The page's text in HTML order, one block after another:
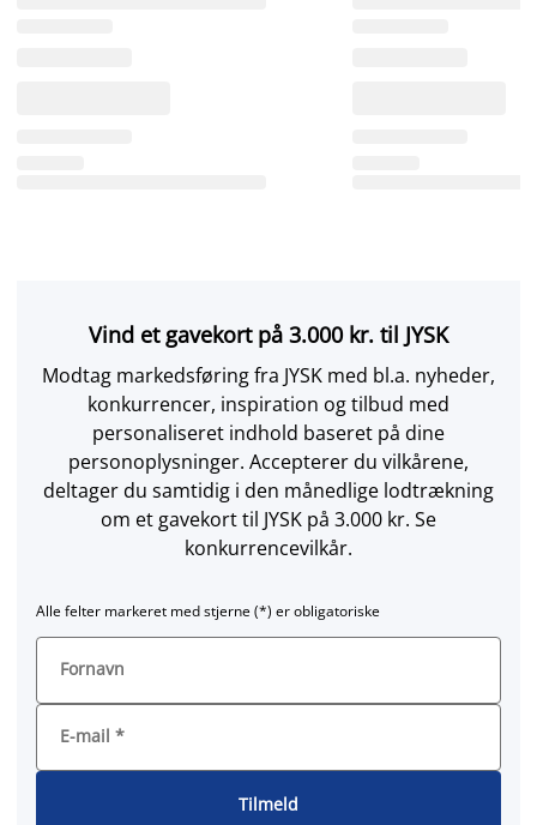
Vind et gavekort på 3.000 kr. til JYSK
Modtag markedsføring fra JYSK med bl.a. nyheder,
konkurrencer, inspiration og tilbud med
personaliseret indhold baseret på dine
personoplysninger. Accepterer du vilkårene,
deltager du samtidig i den månedlige lodtrækning
om et gavekort til JYSK på 3.000 kr. Se
konkurrencevilkår.
Alle felter markeret med stjerne (*) er obligatoriske
Fornavn
E-mail *
Tilmeld